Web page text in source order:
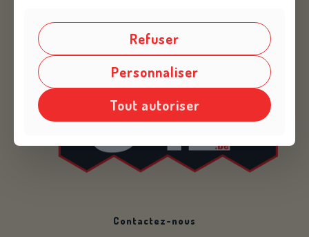
Contactez-nous
Refuser
Personnaliser
Tout autoriser